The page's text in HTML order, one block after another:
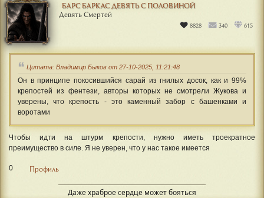
БАРС БАРКАС ДЕВЯТЬ С ПОЛОВИНОЙ
Девять Смертей
8828 340 615
Цитата: Владимир Быков от 27-10-2025, 11:21:48
Он в принципе покосившийся сарай из гнилых досок, как и 99%
крепостей из фентези, авторы которых не смотрели Жукова и
уверены, что крепость - это каменный забор с башенками и
воротами
Чтобы идти на штурм крепости, нужно иметь троекратное
преимущество в силе. Я не уверен, что у нас такое имеется
0 Профиль
Даже храброе сердце может бояться